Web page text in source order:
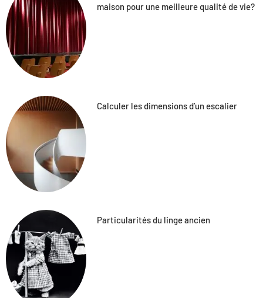
maison pour une meilleure qualité de vie?
Calculer les dimensions d’un escalier
Particularités du linge ancien